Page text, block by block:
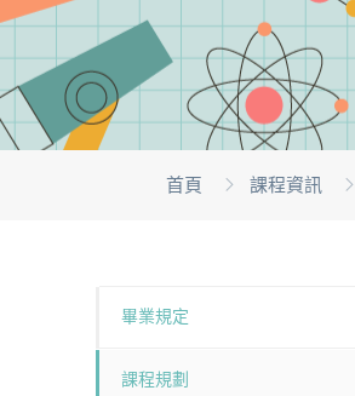
首頁 課程資訊
畢業規定
課程規劃